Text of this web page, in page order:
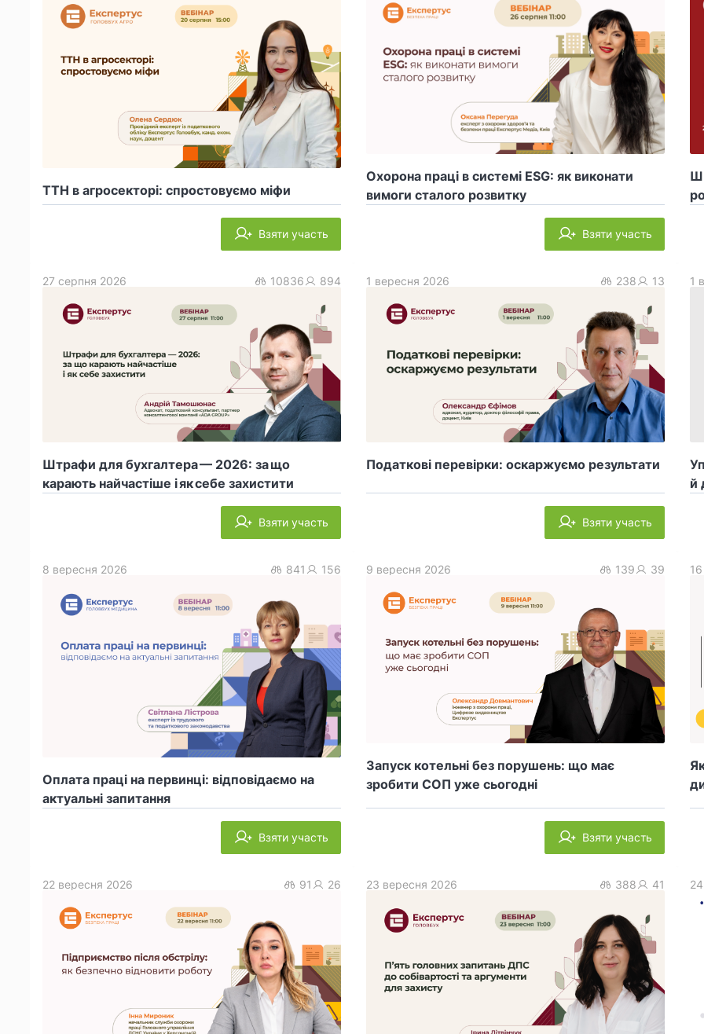
ТТН в агросекторі: спростовуємо міфи
Взяти участь
Охорона праці в системі ESG: як виконати
вимоги сталого розвитку
Взяти участь
Штрафи для бухгалтера — 2026: за що
карають найчастіше і як себе захистити
27 серпня 2026 10836 894
Взяти участь
Податкові перевірки: оскаржуємо результати
1 вересня 2026 238 13
Взяти участь
й
1
Оплата праці на первинці: відповідаємо на
актуальні запитання
8 вересня 2026 841 156
Взяти участь
Запуск котельні без порушень: що має
зробити СОП уже сьогодні
9 вересня 2026 139 39
Взяти участь
22 вересня 2026 91 26 23 вересня 2026 388 41